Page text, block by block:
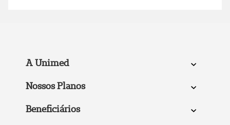
A Unimed
Nossos Planos
Beneficiários